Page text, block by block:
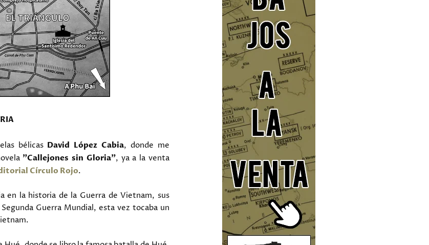
bélicas David López Cabia, donde me
"Callejones sin Gloria", ya a la venta
Círculo Rojo.
en la historia de la Guerra de Vietnam, sus
Guerra Mundial, esta vez tocaba un